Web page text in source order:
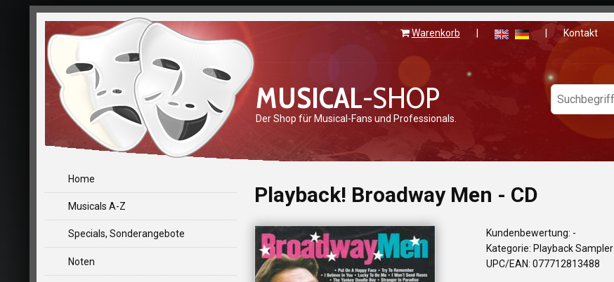
MUSICAL-SHOP
Warenkorb Kontakt
Der Shop für Musical-Fans und Professionals.
Home
Musicals A-Z
Specials, Sonderangebote
Noten
Playback! Broadway Men - CD
Kundenbewertung: -
Kategorie: Playback Sampler
UPC/EAN: 077712813488